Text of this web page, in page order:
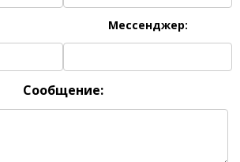
Мессенджер:
Сообщение: